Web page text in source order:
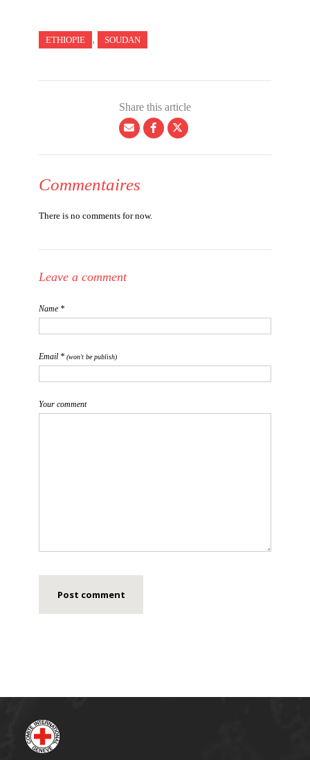
ETHIOPIE , SOUDAN
Share this article
Commentaires
There is no comments for now.
Leave a comment
Name *
Email * (won't be publish)
Your comment